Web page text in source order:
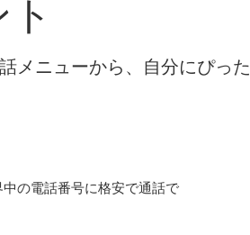
メニューから、自分にぴった
の電話番号に格安で通話で